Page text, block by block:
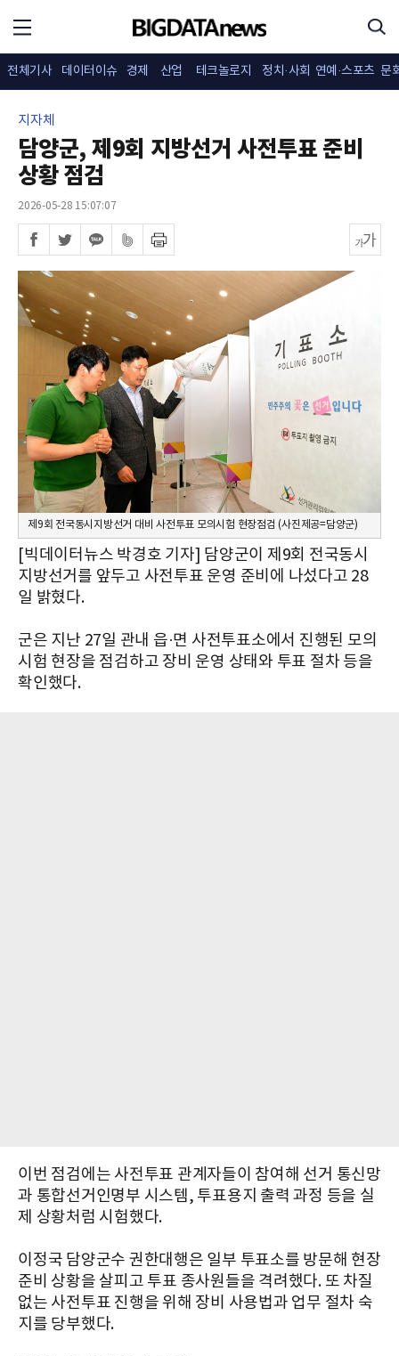
전체기사 데이터이슈 경제 산업 테크놀로지 정치·사회 연예·스포츠 문
지자체
담양군, 제9회 지방선거 사전투표 준비
상황 점검
2026-05-28 15:07:07
제9회 전국동시지방선거 대비 사전투표 모의시험 현장점검 (사진제공=담양군)
[빅데이터뉴스 박경호 기자] 담양군이 제9회 전국동시
지방선거를 앞두고 사전투표 운영 준비에 나섰다고 28
일 밝혔다.
군은 지난 27일 관내 읍·면 사전투표소에서 진행된 모의
시험 현장을 점검하고 장비 운영 상태와 투표 절차 등을
확인했다.
이번 점검에는 사전투표 관계자들이 참여해 선거 통신망
과 통합선거인명부 시스템, 투표용지 출력 과정 등을 실
제 상황처럼 시험했다.
이정국 담양군수 권한대행은 일부 투표소를 방문해 현장
준비 상황을 살피고 투표 종사원들을 격려했다. 또 차질
없는 사전투표 진행을 위해 장비 사용법과 업무 절차 숙
지를 당부했다.